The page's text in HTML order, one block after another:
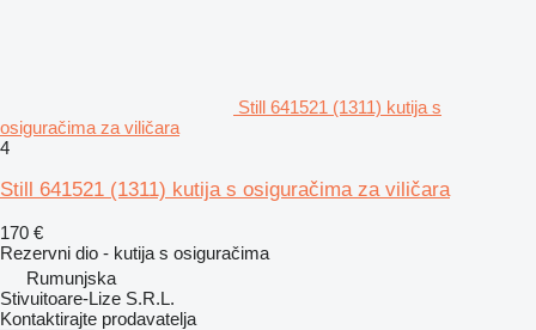
Still 641521 (1311) kutija s
osiguračima za viličara
4
Still 641521 (1311) kutija s osiguračima za viličara
170 €
Rezervni dio - kutija s osiguračima
Rumunjska
Stivuitoare-Lize S.R.L.
Kontaktirajte prodavatelja